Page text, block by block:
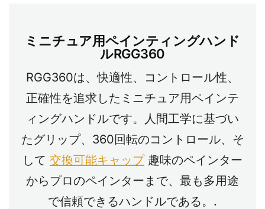
ミニチュア用ペインティングハンド
ルRGG360
RGG360は、快適性、コントロール性、
正確性を追求したミニチュア用ペインテ
ィングハンドルです。人間工学に基づい
たグリップ、360回転のコントロール、そ
して 交換可能キャップ趣味のペインター
からプロのペインターまで、最も多用途
で信頼できるハンドルである。.